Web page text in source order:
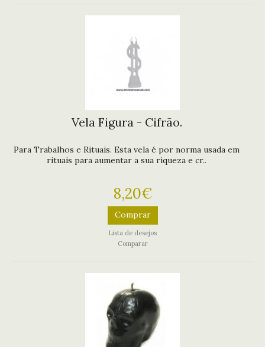
Vela Figura - Cifrão.
Para Trabalhos e Rituais. Esta vela é por norma usada em
rituais para aumentar a sua riqueza e cr..
8,20€
Comprar
Lista de desejos
Comparar